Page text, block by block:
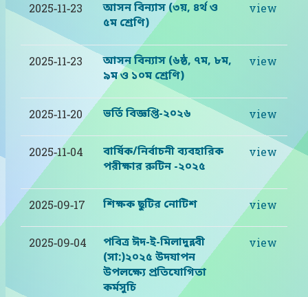
2025-11-23
আসন বিন্যাস (৩য়, ৪র্থ ও
৫ম শ্রেণি)
view
2025-11-23
আসন বিন্যাস (৬ষ্ঠ, ৭ম, ৮ম,
৯ম ও ১০ম শ্রেণি)
view
2025-11-20 ভর্তি বিজ্ঞপ্তি-২০২৬ view
2025-11-04
বার্ষিক/নির্বাচনী ব্যবহারিক
পরীক্ষার রুটিন -২০২৫
view
2025-09-17 শিক্ষক ছুটির নোটিশ view
2025-09-04
পবিত্র ঈদ-ই-মিলাদুন্নবী
(সা:)২০২৫ উদযাপন
উপলক্ষ্যে প্রতিযোগিতা
কর্মসুচি
view